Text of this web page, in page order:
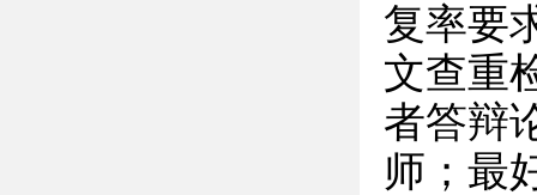
复率要
文查重
者答辩
师；最